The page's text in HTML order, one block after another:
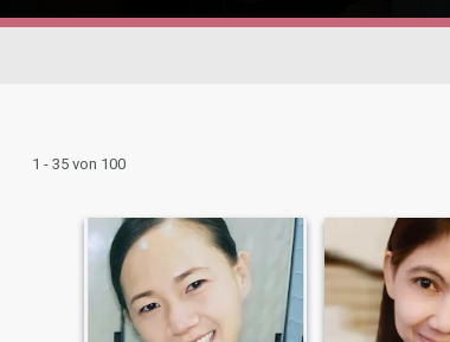
1 - 35 von 100